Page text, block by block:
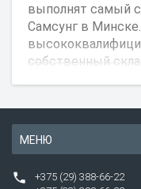
выполнят самый
Самсунг в
собственный
Причины
Повреждение
МЕНЮ
+375 (29) 388-66-22